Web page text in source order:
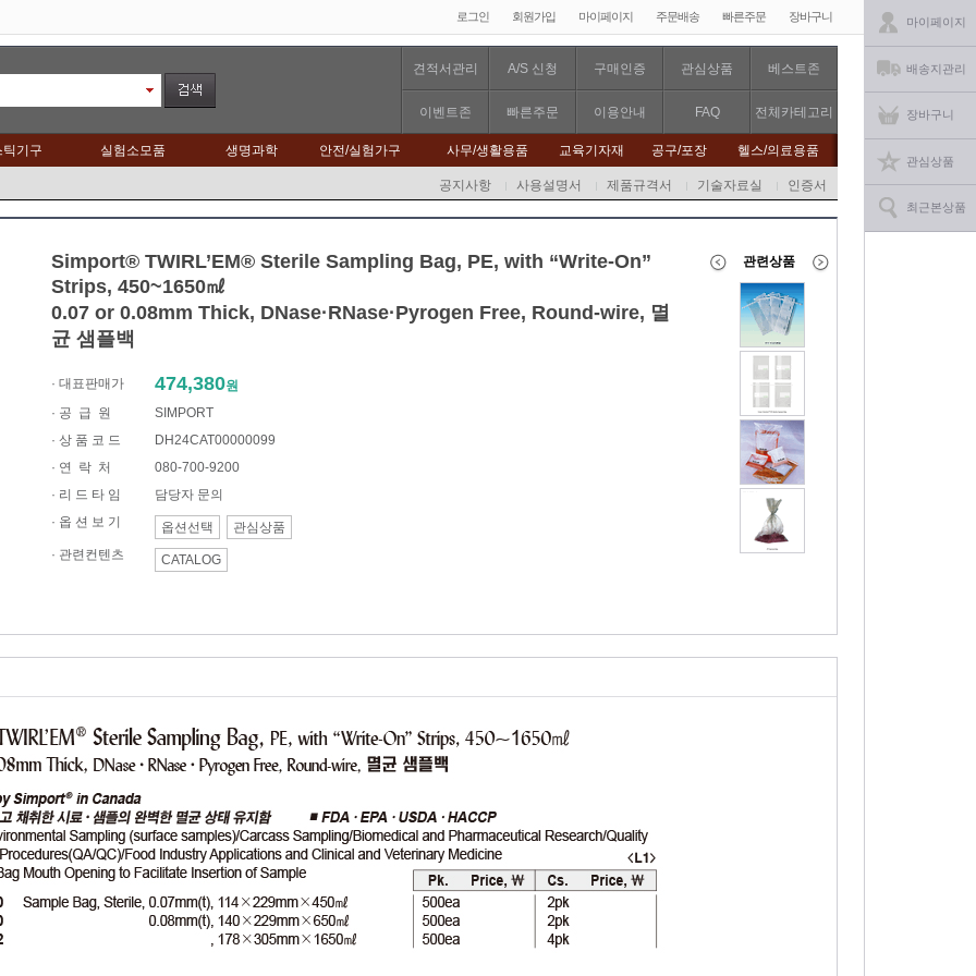
로그인 회원가입 마이페이지 주문배송 빠른주문 장바구니
견적서관리 A/S 신청 구매인증 관심상품 베스트존
이벤트존 빠른주문 이용안내 FAQ 전체카테고리
기구 실험소모품 생명과학 안전/실험가구 사무/생활용품 교육기자재 공구/포장 헬스/의료용품
공지사항 사용설명서 제품규격서 기술자료실 인증서
Simport® TWIRL’EM® Sterile Sampling Bag, PE, with “Write-On”
Strips, 450~1650㎖
0.07 or 0.08mm Thick, DNase·RNase·Pyrogen Free, Round-wire, 멸
균 샘플백
· 대표판매가 474,380원
· 공 급 원
SIMPORT
· 상 품 코 드
DH24CAT00000099
· 연 락 처
080-700-9200
· 리 드 타 임
담당자 문의
· 옵 션 보 기
옵션선택
관심상품
· 관련컨텐츠 CATALOG
관련상품
마이페이지
배송지관리
장바구니
관심상품
최근본상품